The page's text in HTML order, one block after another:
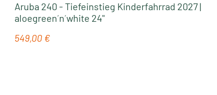
Aruba 240 - Tiefeinstieg Kinderfahrrad 2027 |
aloegreen´n´white 24"
Regulärer Preis:
549,00 €